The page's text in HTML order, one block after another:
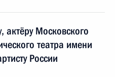
актёру Московского
театра имени
России